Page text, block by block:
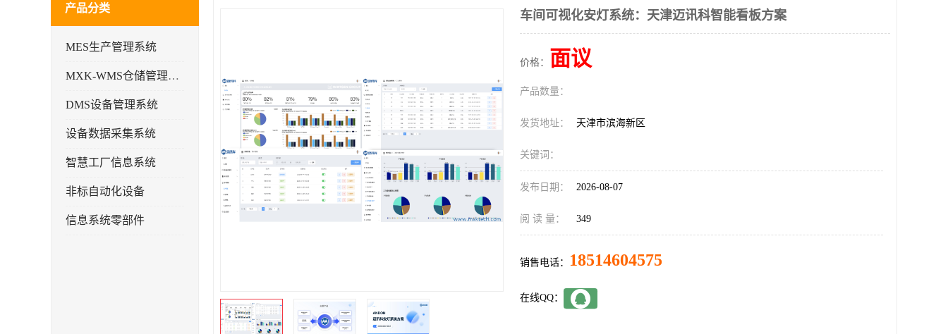
产品分类
MES生产管理系统
MXK-WMS仓储管理系统
DMS设备管理系统
设备数据采集系统
智慧工厂信息系统
非标自动化设备
信息系统零部件
车间可视化安灯系统：天津迈讯科智能看板方案
价格： 面议
产品数量：
发货地址： 天津市滨海新区
关键词：
发布日期： 2026-08-07
阅 读 量： 349
销售电话： 18514604575
在线QQ：